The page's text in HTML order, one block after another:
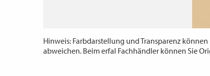
Hinweis: Farbdarstellung und Transparenz
abweichen. Beim erfal Fachhändler können Sie